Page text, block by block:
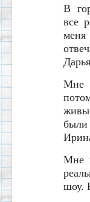
В
все
Дарья
Мне
Мне
шоу.